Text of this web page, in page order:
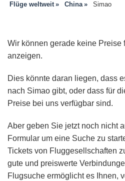
Flüge weltweit China Simao
Wir können gerade keine Preise
anzeigen.
Dies könnte daran liegen, dass
nach Simao gibt, oder dass für
Preise bei uns verfügbar sind.
Aber geben Sie jetzt noch nicht
Formular um eine Suche zu
Tickets von Fluggesellschaften
gute und preiswerte
Flugsuche ermöglicht es Ihnen,